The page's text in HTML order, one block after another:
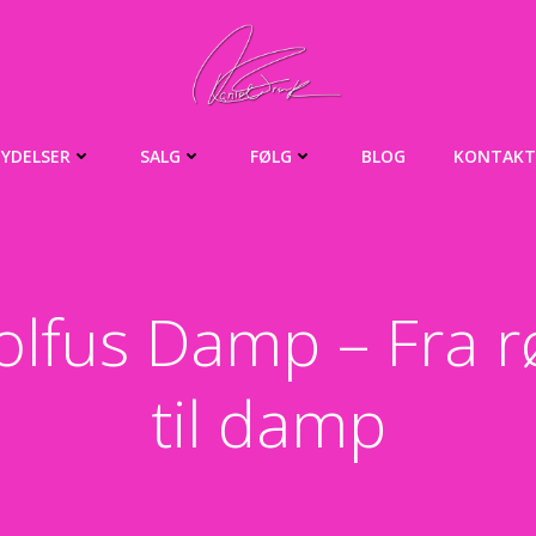
YDELSER SALG FØLG BLOG KONTAKT
Damp – Fra
til damp